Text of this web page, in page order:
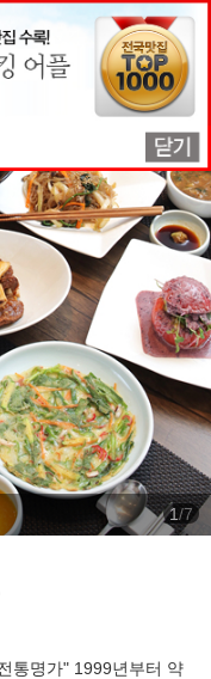
1/7
통명가" 1999년부터 약